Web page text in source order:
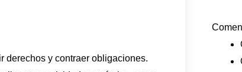
derechos y contraer obligaciones.